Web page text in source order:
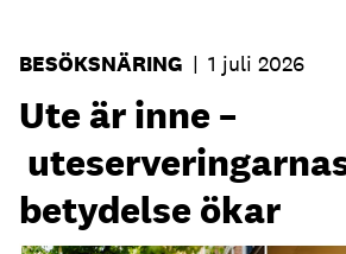
BESÖKSNÄRING | 1 juli 2026
Ute är inne –
betydelse ökar